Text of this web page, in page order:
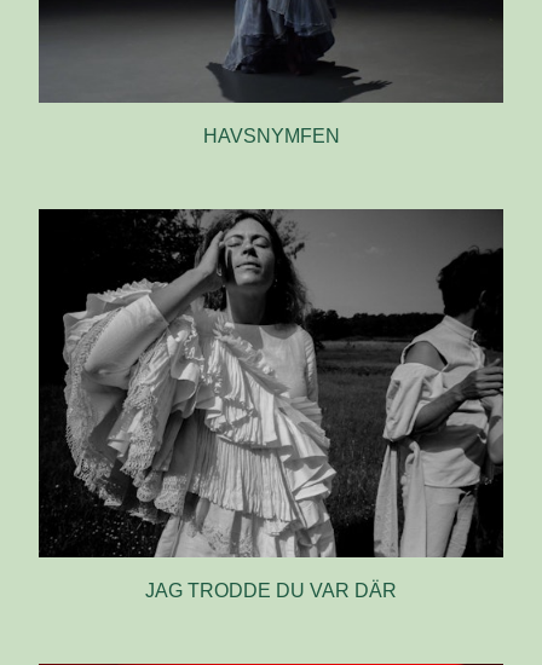
HAVSNYMFEN
JAG TRODDE DU VAR DÄR